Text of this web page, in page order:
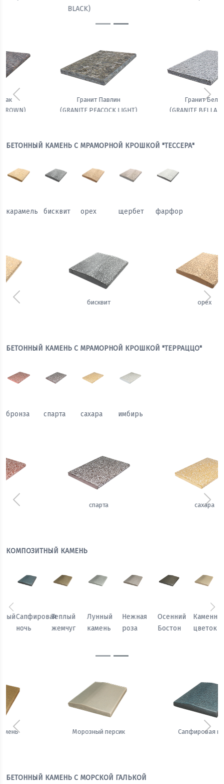
Гранит Белла
(GRANITE BELLA WHITE)
Амфиболит гранатовый
Предыдущий
БЕТОННЫЙ КАМЕНЬ С МРАМОРНОЙ КРОШКОЙ "ТЕССЕРА"
карамель бисквит орех щербет фарфор
Предыдущий
БЕТОННЫЙ КАМЕНЬ С МРАМОРНОЙ КРОШКОЙ "ТЕРРАЦЦО"
бронза спарта сахара имбирь
Предыдущий
КОМПОЗИТНЫЙ КАМЕНЬ
Осенний
Бостон
Каменный
цветок
Песчаный
камень
Морозный
персик
Сапфировая
ночь
Теплый
жемчуг
Предыдущий
Сапфировая ночь Теплый жемчуг
Предыдущий
БЕТОННЫЙ КАМЕНЬ С МОРСКОЙ ГАЛЬКОЙ